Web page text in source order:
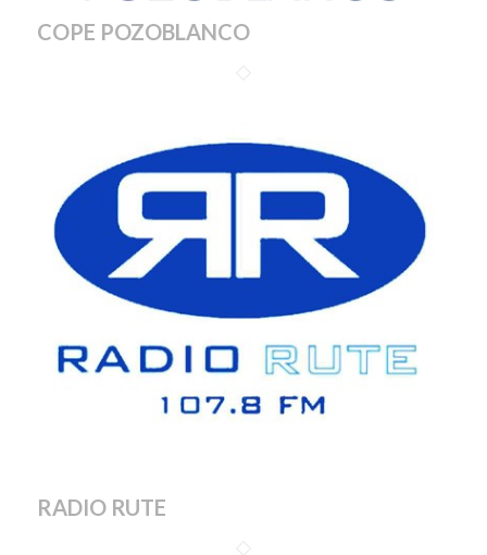
COPE POZOBLANCO
RADIO RUTE